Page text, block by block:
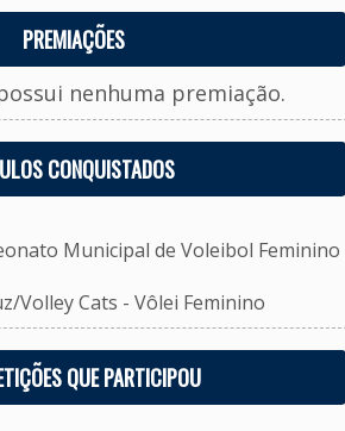
PREMIAÇÕES
nenhuma premiação.
CONQUISTADOS
Municipal de Voleibol Feminino
Volley Cats - Vôlei Feminino
QUE PARTICIPOU